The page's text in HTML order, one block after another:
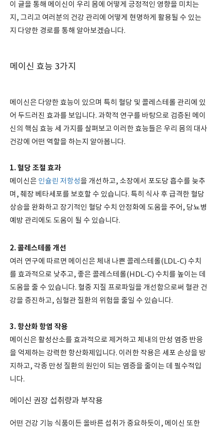
이 글을 통해 메이신이 우리 몸에 어떻게 긍정적인 영향을 미치는
지, 그리고 여러분의 건강 관리에 어떻게 현명하게 활용될 수 있는
지 다양한 경로를 통해 알아보겠습니다.
메이신 효능 3가지
메이신은 다양한 효능이 있으며 특히 혈당 및 콜레스테롤 관리에 있
어 두드러진 효과를 보입니다. 과학적 연구를 바탕으로 검증된 메이
신의 핵심 효능 세 가지를 살펴보고 이러한 효능들은 우리 몸의 대사
건강에 어떤 역할을 하는지 알아봅니다.
1. 혈당 조절 효과
메이신은 인슐린 저항성을 개선하고, 소장에서 포도당 흡수를 늦추
며, 췌장 베타세포를 보호할 수 있습니다. 특히 식사 후 급격한 혈당
상승을 완화하고 장기적인 혈당 수치 안정화에 도움을 주어, 당뇨병
예방 관리에도 도움이 될 수 있습니다.
2. 콜레스테롤 개선
여러 연구에 따르면 메이신은 체내 나쁜 콜레스테롤(LDL-C) 수치
를 효과적으로 낮추고, 좋은 콜레스테롤(HDL-C) 수치를 높이는 데
도움을 줄 수 있습니다. 혈중 지질 프로파일을 개선함으로써 혈관 건
강을 증진하고, 심혈관 질환의 위험을 줄일 수 있습니다.
3. 항산화 항염 작용
메이신은 활성산소를 효과적으로 제거하고 체내의 만성 염증 반응
을 억제하는 강력한 항산화제입니다. 이러한 작용은 세포 손상을 방
지하고, 각종 만성 질환의 원인이 되는 염증을 줄이는 데 필수적입
니다.
메이신 권장 섭취량과 부작용
어떤 건강 기능 식품이든 올바른 섭취가 중요하듯이, 메이신 또한